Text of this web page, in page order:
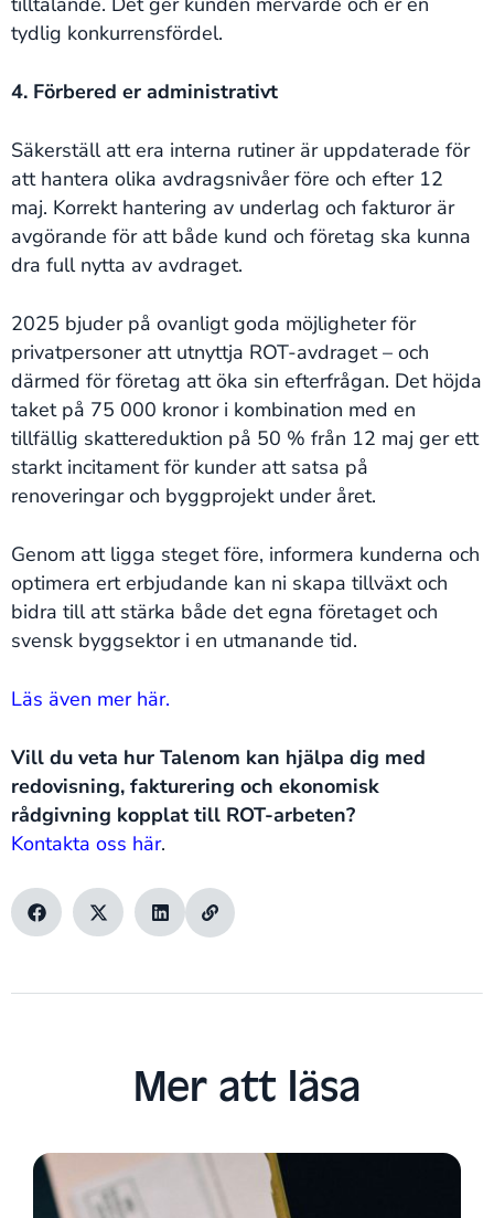
tydlig konkurrensfördel.
4. Förbered er administrativt
Säkerställ att era interna rutiner är uppdaterade för
att hantera olika avdragsnivåer före och efter 12
maj. Korrekt hantering av underlag och fakturor är
avgörande för att både kund och företag ska kunna
dra full nytta av avdraget.
2025 bjuder på ovanligt goda möjligheter för
privatpersoner att utnyttja ROT-avdraget – och
därmed för företag att öka sin efterfrågan. Det höjda
taket på 75 000 kronor i kombination med en
tillfällig skattereduktion på 50 % från 12 maj ger ett
starkt incitament för kunder att satsa på
renoveringar och byggprojekt under året.
Genom att ligga steget före, informera kunderna och
optimera ert erbjudande kan ni skapa tillväxt och
bidra till att stärka både det egna företaget och
svensk byggsektor i en utmanande tid.
Läs även mer här.
Vill du veta hur Talenom kan hjälpa dig med
redovisning, fakturering och ekonomisk
rådgivning kopplat till ROT-arbeten?
Kontakta oss här.
Mer att läsa​